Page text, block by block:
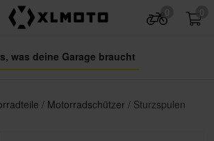
was deine Garage braucht
Motorradschützer Sturzspulen